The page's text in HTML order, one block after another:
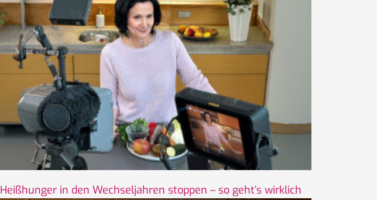
Heißhunger in den Wechseljahren stoppen – so geht’s wirklich